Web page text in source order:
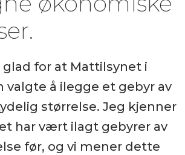
glad for at Mattilsynet i
valgte å ilegge et gebyr av
størrelse. Jeg kjenner
har vært ilagt gebyrer av
før, og vi mener dette